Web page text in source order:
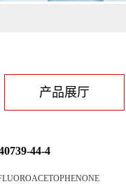
产品展厅
44-4